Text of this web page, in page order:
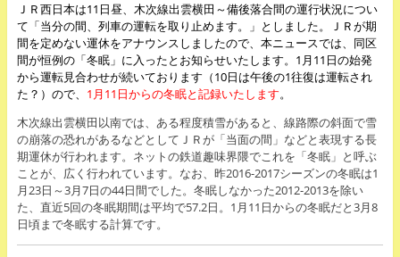
ＪＲ西日本は11日昼、木次線出雲横田～備後落合間の運行状況につい
て「当分の間、列車の運転を取り止めます。」としました。ＪＲが期
間を定めない運休をアナウンスしましたので、本ニュースでは、同区
間が恒例の「冬眠」に入ったとお知らせいたします。1月11日の始発
から運転見合わせが続いております（10日は午後の1往復は運転され
た？）ので、 1月11日からの冬眠と記録いたします。
木次線出雲横田以南では、ある程度積雪があると、線路際の斜面で雪
の崩落の恐れがあるなどとしてＪＲが「当面の間」などと表現する長
期運休が行われます。ネットの鉄道趣味界隈でこれを「冬眠」と呼ぶ
ことが、広く行われています。なお、昨2016-2017シーズンの冬眠は1
月23日～3月7日の44日間でした。冬眠しなかった2012-2013を除い
た、直近5回の冬眠期間は平均で57.2日。1月11日からの冬眠だと3月8
日頃まで冬眠する計算です。